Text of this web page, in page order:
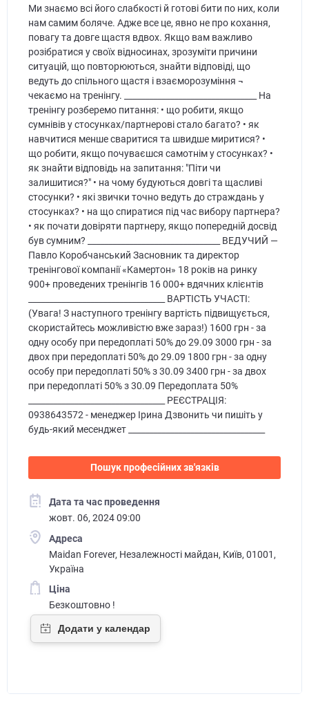
Ми знаємо всі його слабкості й готові бити по них, коли
нам самим боляче. Адже все це, явно не про кохання,
повагу та довге щастя вдвох. Якщо вам важливо
розібратися у своїх відносинах, зрозуміти причини
ситуацій, що повторюються, знайти відповіді, що
ведуть до спільного щастя і взаєморозуміння ¬
чекаємо на тренінгу. ________________________________ На
тренінгу розберемо питання: • що робити, якщо
сумнівів у стосунках/партнерові стало багато? • як
навчитися менше сваритися та швидше миритися? •
що робити, якщо почуваєшся самотнім у стосунках? •
як знайти відповідь на запитання: "Піти чи
залишитися?" • на чому будуються довгі та щасливі
стосунки? • які звички точно ведуть до страждань у
стосунках? • на що спиратися під час вибору партнера?
• як почати довіряти партнеру, якщо попередній досвід
був сумним? ________________________________ ВЕДУЧИЙ —
Павло Коробчанський Засновник та директор
тренінгової компанії «Камертон» 18 років на ринку
900+ проведених тренінгів 16 000+ вдячних клієнтів
_________________________________ ВАРТІСТЬ УЧАСТІ:
(Увага! З наступного тренінгу вартість підвищується,
скористайтесь можливістю вже зараз!) 1600 грн - за
одну особу при передоплаті 50% до 29.09 3000 грн - за
двох при передоплаті 50% до 29.09 1800 грн - за одну
особу при передоплаті 50% з 30.09 3400 грн - за двох
при передоплаті 50% з 30.09 Передоплата 50%
_________________________________ РЕЄСТРАЦІЯ:
0938643572 - менеджер Ірина Дзвонить чи пишіть у
будь-який месенджет _________________________________
Пошук професійних зв'язків
Дата та час проведення
жовт. 06, 2024 09:00
Адреса
Maidan Forever, Незалежності майдан, Київ, 01001,
Україна
Ціна
Безкоштовно !